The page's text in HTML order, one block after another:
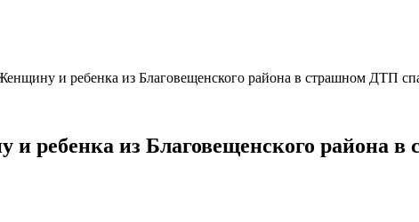
и ребенка из Благовещенского района в страшном ДТП
ребенка из Благовещенского района